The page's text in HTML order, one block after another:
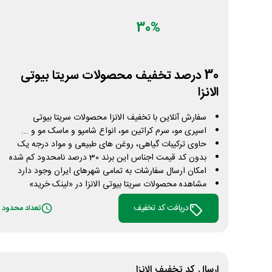
30%
30 درصد تخفیف محصولات سریتا بیوتی
الانزا
سفارش آنلاین با تخفیف الانزا محصولات سریتا بیوتی
اسپری مو، سرم کراتین مو، انواع شامپو و ماسک مو و ...
حاوی ترکیبات گیاهی، روغن های طبیعی و مواد درجه یک
بدون کد قیمت اجناس این برند 30 درصد نامحدود کم شده
امکان ارسال سفارشات به تمامی شهرهای ایران وجود دارد
مشاهده محصولات سریتا بیوتی الانزا در «لینک خرید»
دریافت کد تخفیف
تعداد محدود